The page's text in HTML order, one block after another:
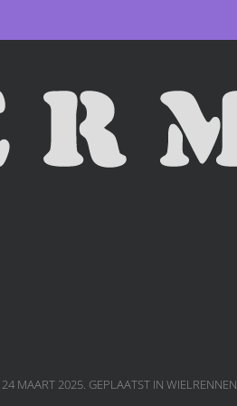
24 MAART 2025. GEPLAATST IN WIELRENNEN